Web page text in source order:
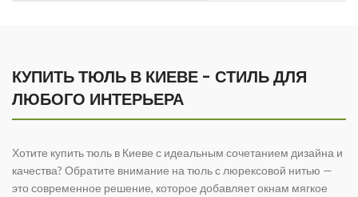
КУПИТЬ ТЮЛЬ В КИЕВЕ - СТИЛЬ ДЛЯ
ЛЮБОГО ИНТЕРЬЕРА
Хотите купить тюль в Киеве с идеальным сочетанием дизайна и
качества? Обратите внимание на тюль с люрексовой нитью —
это современное решение, которое добавляет окнам мягкое